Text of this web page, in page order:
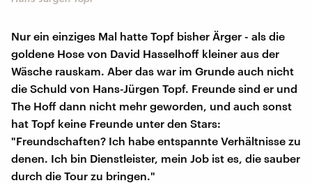
Nur ein einziges Mal hatte Topf bisher Ärger - als die
goldene Hose von David Hasselhoff kleiner aus der
Wäsche rauskam. Aber das war im Grunde auch nicht
die Schuld von Hans-Jürgen Topf. Freunde sind er und
The Hoff dann nicht mehr geworden, und auch sonst
hat Topf keine Freunde unter den Stars:
"Freundschaften? Ich habe entspannte Verhältnisse zu
denen. Ich bin Dienstleister, mein Job ist es, die sauber
durch die Tour zu bringen."